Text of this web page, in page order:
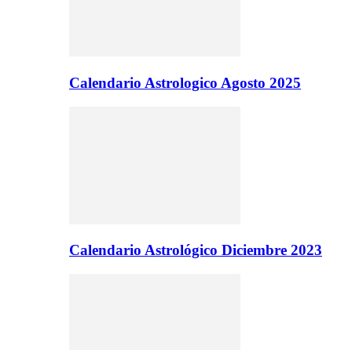
Calendario Astrologico Agosto 2025
Calendario Astrológico Diciembre 2023